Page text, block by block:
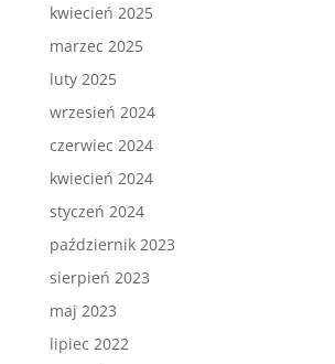
kwiecień 2025
marzec 2025
luty 2025
wrzesień 2024
czerwiec 2024
kwiecień 2024
styczeń 2024
październik 2023
sierpień 2023
maj 2023
lipiec 2022